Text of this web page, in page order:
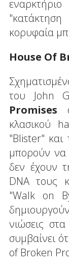
κορυφαία
House Of
του John
Promises
κλασικού
"Blister" και
μπορούν
δεν έχουν
DNA τους
"Walk on
νιώσεις
συμβαίνει
of Broken